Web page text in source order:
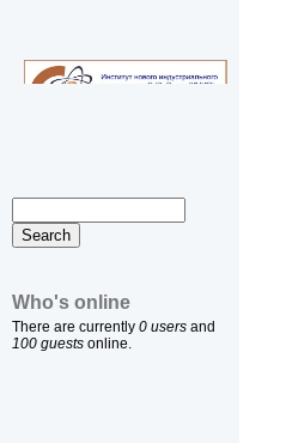
Who's online
There are currently 0 users and
100 guests online.